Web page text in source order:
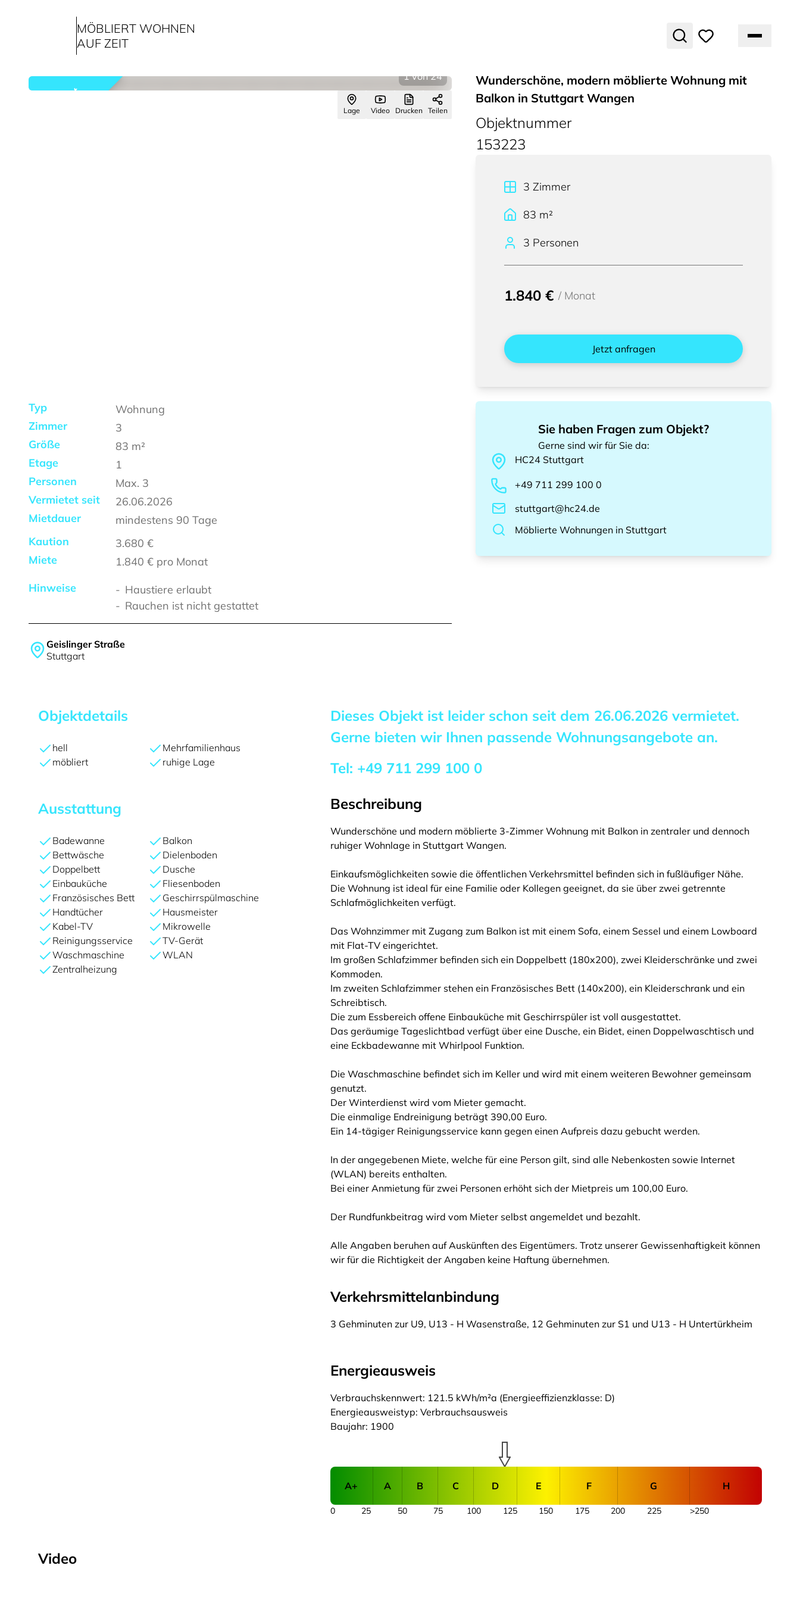
MÖBLIERT WOHNEN
AUF ZEIT
1 von 24
Lage Video Drucken Teilen
Wunderschöne, modern möblierte Wohnung mit
Balkon in Stuttgart Wangen
Geislinger Straße
Stuttgart
Objektnummer
153223
Typ
Wohnung
Zimmer
3
Größe
83 m²
Etage
1
Personen
Max. 3
Vermietet seit
26.06.2026
Mietdauer
mindestens 90 Tage
Kaution
3.680 €
Miete
1.840 € pro Monat
Hinweise
Haustiere erlaubt
Rauchen ist nicht gestattet
3 Zimmer
83 m²
3 Personen
1.840 € / Monat
Jetzt anfragen
Sie haben Fragen zum Objekt?
Gerne sind wir für Sie da:
HC24 Stuttgart
+49 711 299 100 0
stuttgart@hc24.de
Möblierte Wohnungen in Stuttgart
Objektdetails
hell
Mehrfamilienhaus
möbliert
ruhige Lage
Ausstattung
Badewanne
Balkon
Bettwäsche
Dielenboden
Doppelbett
Dusche
Einbauküche
Fliesenboden
Französisches Bett
Geschirrspülmaschine
Handtücher
Hausmeister
Kabel-TV
Mikrowelle
Reinigungsservice
TV-Gerät
Waschmaschine
WLAN
Zentralheizung
Dieses Objekt ist leider schon seit dem 26.06.2026vermietet.
Gerne bieten wir Ihnen passende Wohnungsangebote an.
Tel: +49 711 299 100 0
Beschreibung
Wunderschöne und modern möblierte 3-Zimmer Wohnung mit Balkon in zentraler und dennoch
ruhiger Wohnlage in Stuttgart Wangen.
Einkaufsmöglichkeiten sowie die öffentlichen Verkehrsmittel befinden sich in fußläufiger Nähe.
Die Wohnung ist ideal für eine Familie oder Kollegen geeignet, da sie über zwei getrennte
Schlafmöglichkeiten verfügt.
Das Wohnzimmer mit Zugang zum Balkon ist mit einem Sofa, einem Sessel und einem Lowboard
mit Flat-TV eingerichtet.
Im großen Schlafzimmer befinden sich ein Doppelbett (180x200), zwei Kleiderschränke und zwei
Kommoden.
Im zweiten Schlafzimmer stehen ein Französisches Bett (140x200), ein Kleiderschrank und ein
Schreibtisch.
Die zum Essbereich offene Einbauküche mit Geschirrspüler ist voll ausgestattet.
Das geräumige Tageslichtbad verfügt über eine Dusche, ein Bidet, einen Doppelwaschtisch und
eine Eckbadewanne mit Whirlpool Funktion.
Die Waschmaschine befindet sich im Keller und wird mit einem weiteren Bewohner gemeinsam
genutzt.
Der Winterdienst wird vom Mieter gemacht.
Die einmalige Endreinigung beträgt 390,00 Euro.
Ein 14-tägiger Reinigungsservice kann gegen einen Aufpreis dazu gebucht werden.
In der angegebenen Miete, welche für eine Person gilt, sind alle Nebenkosten sowie Internet
(WLAN) bereits enthalten.
Bei einer Anmietung für zwei Personen erhöht sich der Mietpreis um 100,00 Euro.
Der Rundfunkbeitrag wird vom Mieter selbst angemeldet und bezahlt.
Alle Angaben beruhen auf Auskünften des Eigentümers. Trotz unserer Gewissenhaftigkeit können
wir für die Richtigkeit der Angaben keine Haftung übernehmen.
Verkehrsmittelanbindung
3 Gehminuten zur U9, U13 - H Wasenstraße, 12 Gehminuten zur S1 und U13 - H Untertürkheim
Energieausweis
Verbrauchskennwert: 121.5 kWh/m²a (Energieeffizienzklasse: D)
Energieausweistyp: Verbrauchsausweis
Baujahr: 1900
A+ A B C D E F G H
25 50 75 100 125 150 175 200 225
0 >250
Video